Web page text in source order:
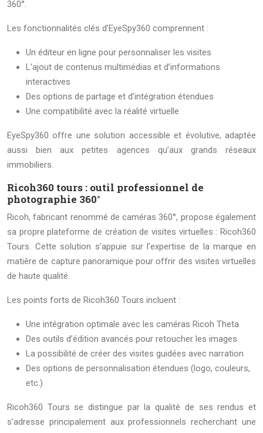
360°.
Les fonctionnalités clés d’EyeSpy360 comprennent :
Un éditeur en ligne pour personnaliser les visites
L’ajout de contenus multimédias et d’informations
interactives
Des options de partage et d’intégration étendues
Une compatibilité avec la réalité virtuelle
EyeSpy360 offre une solution accessible et évolutive, adaptée
aussi bien aux petites agences qu’aux grands réseaux
immobiliers.
Ricoh360 tours : outil professionnel de
photographie 360°
Ricoh, fabricant renommé de caméras 360°, propose également
sa propre plateforme de création de visites virtuelles : Ricoh360
Tours. Cette solution s’appuie sur l’expertise de la marque en
matière de capture panoramique pour offrir des visites virtuelles
de haute qualité.
Les points forts de Ricoh360 Tours incluent :
Une intégration optimale avec les caméras Ricoh Theta
Des outils d’édition avancés pour retoucher les images
La possibilité de créer des visites guidées avec narration
Des options de personnalisation étendues (logo, couleurs,
etc.)
Ricoh360 Tours se distingue par la qualité de ses rendus et
s’adresse principalement aux professionnels recherchant une